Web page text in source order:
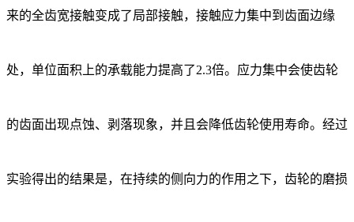
来的全齿宽接触变成了局部接触，接触应力集中到齿面边缘
处，单位面积上的承载能力提高了2.3倍。应力集中会使齿轮
的齿面出现点蚀、剥落现象，并且会降低齿轮使用寿命。经过
实验得出的结果是，在持续的侧向力的作用之下，齿轮的磨损